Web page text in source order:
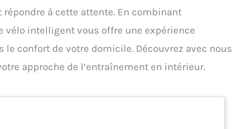
à cette attente. En combinant
vélo intelligent vous offre une expérience
confort de votre domicile. Découvrez avec nous
approche de l’entraînement en intérieur.